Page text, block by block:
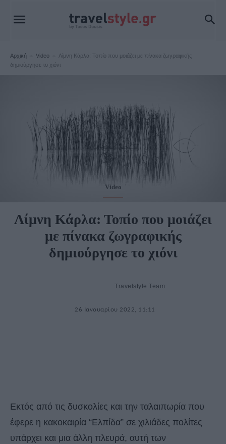
Αρχική Video
Λίμνη Κάρλα: Τοπίο που μοιάζει με πίνακα ζωγραφικής
δημιούργησε το χιόνι
Video
Λίμνη Κάρλα: Τοπίο που μοιάζει
με πίνακα ζωγραφικής
δημιούργησε το χιόνι
Travelstyle Team
26 Ιανουαρίου 2022, 11:11
Εκτός από τις δυσκολίες και την ταλαιπωρία που
έφερε η κακοκαιρία “Ελπίδα” σε χιλιάδες πολίτες
υπάρχει και μια άλλη πλευρά, αυτή των